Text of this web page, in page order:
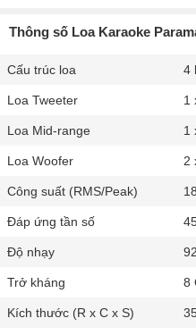
Thông số Loa Karaoke
Cấu trúc loa 4
Loa Tweeter 1
Loa Mid-range 1
Loa Woofer 2
Công suất (RMS/Peak)
Đáp ứng tần số
Độ nhạy
Trở kháng 8
Kích thước (R x C x S)